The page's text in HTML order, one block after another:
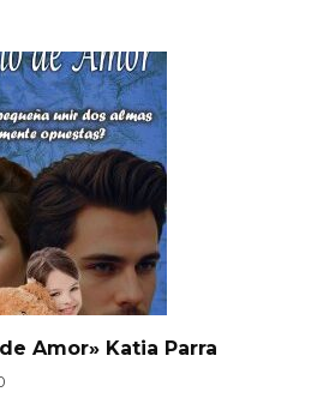
Amor» Katia Parra